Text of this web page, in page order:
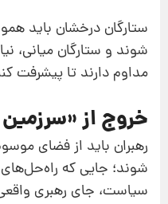
ستارگان درخشان باید
شوند و ستارگان میانی،
مداوم دارند تا پیشرفت
خروج از
رهبران باید از فضای
شوند؛ جایی که
سیاست‌، جای رهبری